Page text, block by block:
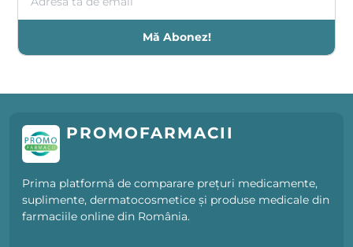
Mă Abonez!
PROMOFARMACII
Prima platformă de comparare prețuri medicamente,
suplimente, dermatocosmetice și produse medicale din
farmaciile online din România.